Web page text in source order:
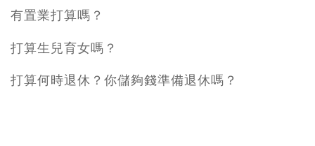
有置業打算嗎？
打算生兒育女嗎？
打算何時退休？你儲夠錢準備退休嗎？